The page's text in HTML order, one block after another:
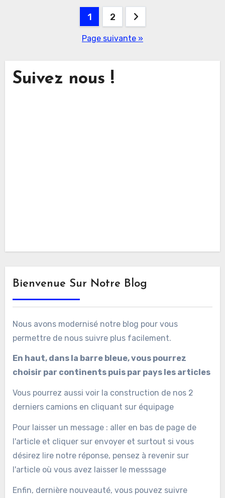
1 2
Page suivante »
Suivez nous !
Bienvenue Sur Notre Blog
Nous avons modernisé notre blog pour vous
permettre de nous suivre plus facilement.
En haut, dans la barre bleue, vous pourrez
choisir par continents puis par pays les articles
Vous pourrez aussi voir la construction de nos 2
derniers camions en cliquant sur équipage
Pour laisser un message : aller en bas de page de
l'article et cliquer sur envoyer et surtout si vous
désirez lire notre réponse, pensez à revenir sur
l'article où vous avez laisser le messsage
Enfin, dernière nouveauté, vous pouvez suivre